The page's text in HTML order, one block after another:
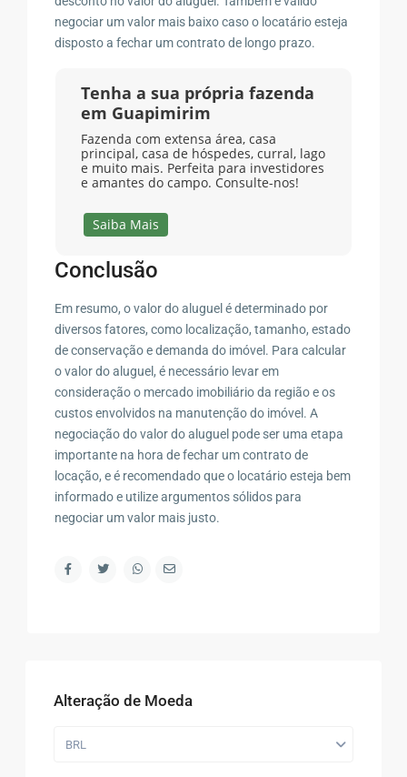
negociar um valor mais baixo caso o locatário esteja
disposto a fechar um contrato de longo prazo.
Tenha a sua própria fazenda
em Guapimirim
Fazenda com extensa área, casa
principal, casa de hóspedes, curral, lago
e muito mais. Perfeita para investidores
e amantes do campo. Consulte-nos!
Saiba Mais
Conclusão
Em resumo, o valor do aluguel é determinado por
diversos fatores, como localização, tamanho, estado
de conservação e demanda do imóvel. Para calcular
o valor do aluguel, é necessário levar em
consideração o mercado imobiliário da região e os
custos envolvidos na manutenção do imóvel. A
negociação do valor do aluguel pode ser uma etapa
importante na hora de fechar um contrato de
locação, e é recomendado que o locatário esteja bem
informado e utilize argumentos sólidos para
negociar um valor mais justo.
Alteração de Moeda
BRL